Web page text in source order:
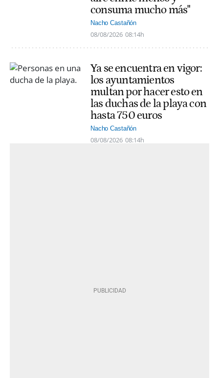
consuma mucho más"
Nacho Castañón
08/08/2026 08:14h
Ya se encuentra en vigor:
los ayuntamientos
multan por hacer esto en
las duchas de la playa con
hasta 750 euros
Nacho Castañón
08/08/2026 08:14h